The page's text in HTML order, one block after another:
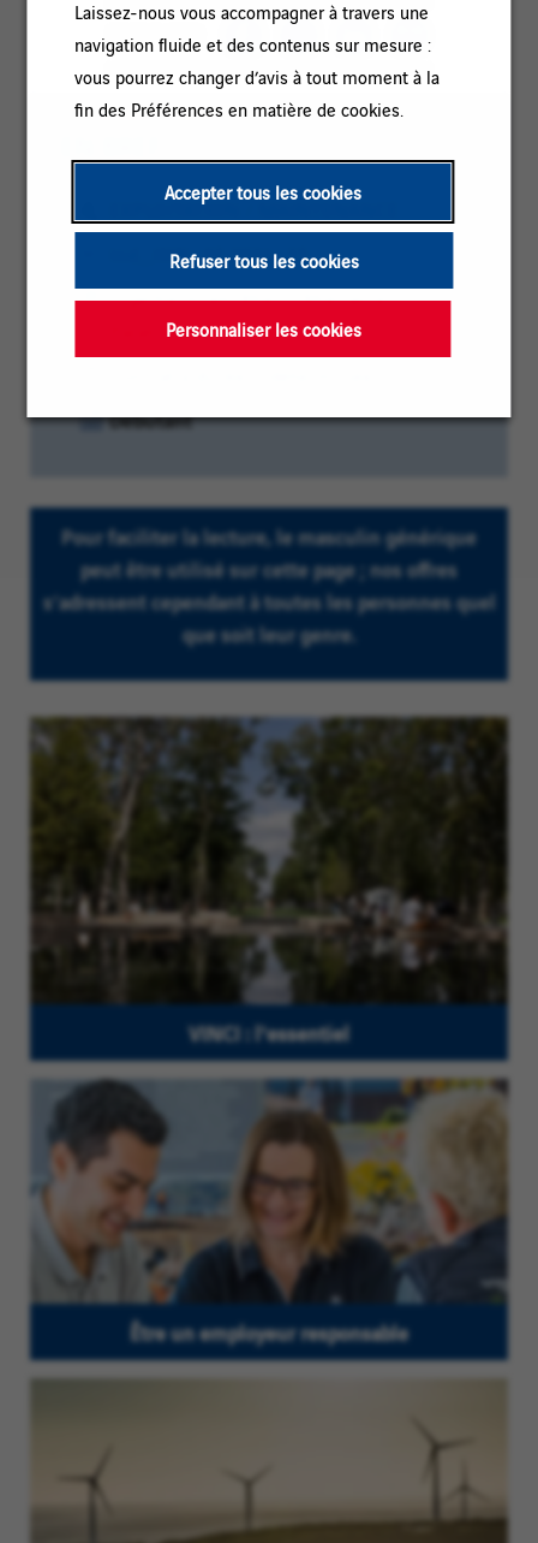
Laissez-nous vous accompagner à travers une
navigation fluide et des contenus sur mesure :
vous pourrez changer d’avis à tout moment à la
fin des Préférences en matière de cookies.
Accepter tous les cookies
Refuser tous les cookies
Personnaliser les cookies
:
EXPLOITATION / MAINTENANCE
:
Ind_ISW_07.2024_15
LieuIngelheim am Rhein, Rhénanie-
Palatinat, Allemagne
contrat
Niveau
:
Débutant
Pour faciliter la lecture, le masculin générique
peut être utilisé sur cette page ; nos offres
s’adressent cependant à toutes les personnes quel
que soit leur genre.
VINCI : l'essentiel
Être un employeur responsable
PARTAGER